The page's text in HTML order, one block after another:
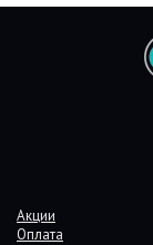
Акции
Оплата